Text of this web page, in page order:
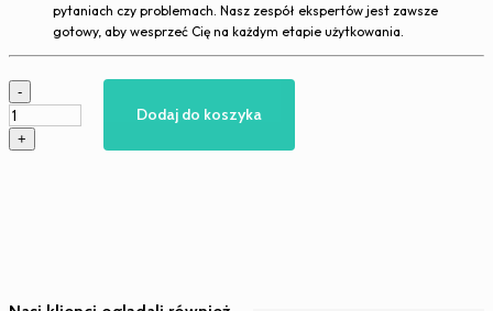
pytaniach czy problemach. Nasz zespół ekspertów jest zawsze
gotowy, aby wesprzeć Cię na każdym etapie użytkowania.
ilość
Dysza
Fusion
PC
-
+
Dodaj do koszyka